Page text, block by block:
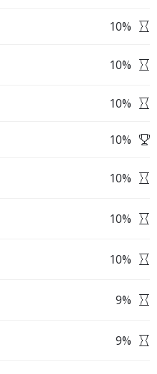
10%
10%
10%
10%
10%
10%
10%
9%
9%